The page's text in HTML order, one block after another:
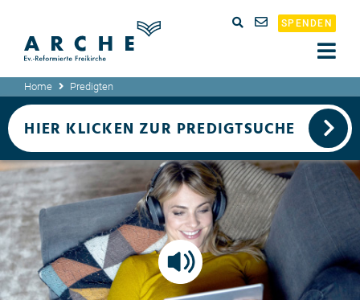
SPENDEN
Home Predigten
HIER KLICKEN ZUR PREDIGTSUCHE